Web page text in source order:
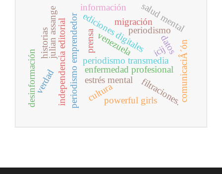
periodismo emprendedor periodismo transmedia
independencia editorial ediciones digitalesperiodismo
julian assange prensa
salud mental
enfermedad profesional
estrés mental
icij
datos
historias
filtraciones.comunicaciÂ´ón
cultura
información
verdad
desinformación powerful girls
migración
venezuela